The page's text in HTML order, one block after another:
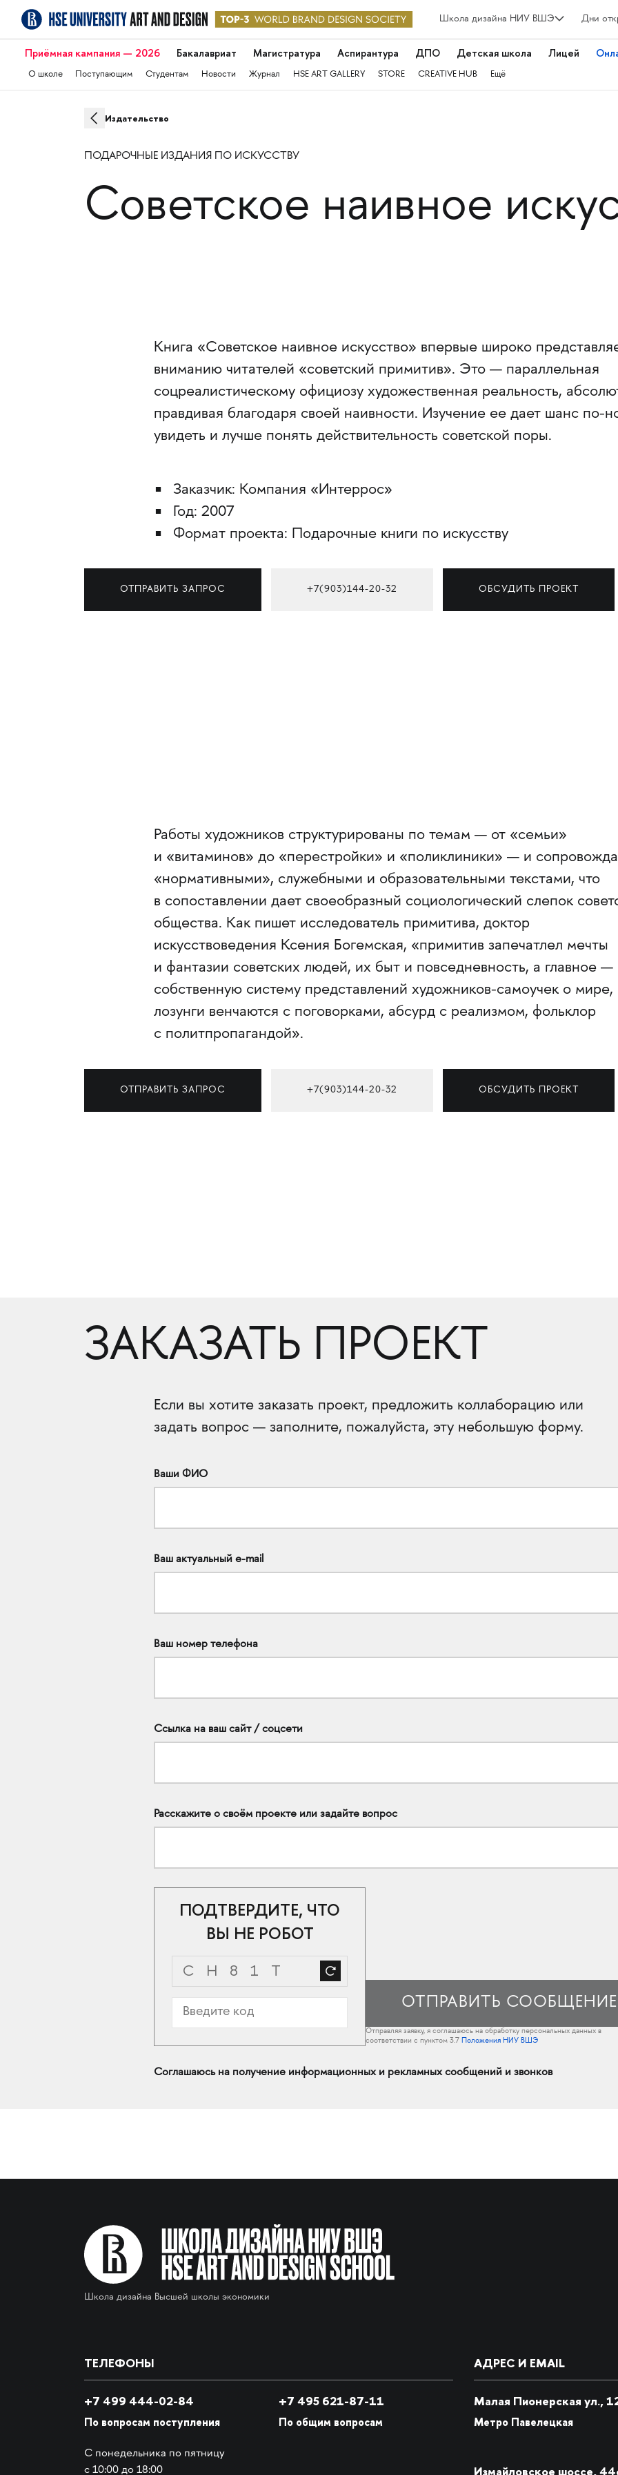
Школа дизайна НИУ ВШЭ Дни
Приёмная кампания — 2026 Бакалавриат Магистратура Аспирантура ДПО Детская школа Лицей
О школе Поступающим Студентам Новости Журнал HSE ART GALLERY STORE CREATIVE HUB Ещё
Издательство
ПОДАРОЧНЫЕ ИЗДАНИЯ ПО ИСКУССТВУ
Советское наивное
Книга «Советское наивное искусство» впервые широко
вниманию читателей «советский примитив». Это — параллельная
соцреалистическому официозу художественная реальность,
правдивая благодаря своей наивности. Изучение ее дает шанс по-
увидеть и лучше понять действительность советской поры.
Заказчик: Компания «Интеррос»
Год: 2007
Формат проекта: Подарочные книги по искусству
ОТПРАВИТЬ ЗАПРОС +7(903)144-20-32 ОБСУДИТЬ ПРОЕКТ
Работы художников структурированы по темам — от «семьи»
и «витаминов» до «перестройки» и «поликлиники» — и
«нормативными», служебными и образовательными текстами, что
в сопоставлении дает своеобразный социологический слепок
общества. Как пишет исследователь примитива, доктор
искусствоведения Ксения Богемская, «примитив запечатлел мечты
и фантазии советских людей, их быт и повседневность, а главное —
собственную систему представлений художников-самоучек о мире,
лозунги венчаются с поговорками, абсурд с реализмом, фольклор
с политпропагандой».
ОТПРАВИТЬ ЗАПРОС +7(903)144-20-32 ОБСУДИТЬ ПРОЕКТ
ЗАКАЗАТЬ ПРОЕКТ
Если вы хотите заказать проект, предложить коллаборацию или
задать вопрос — заполните, пожалуйста, эту небольшую форму.
Ваши ФИО
Ваш актуальный e-mail
Ваш номер телефона
Ссылка на ваш сайт / соцсети
Расскажите о своём проекте или задайте вопрос
ПОДТВЕРДИТЕ, ЧТО
ВЫ НЕ РОБОТ
Отправляя заявку, я соглашаюсь на обработку персональных данных в
соответствии с пунктом 3.7
Положения НИУ ВШЭ
Соглашаюсь на получение информационных и рекламных сообщений и звонков
Школа дизайна Высшей школы экономики
ТЕЛЕФОНЫ
+7 499 444-02-84
По вопросам поступления
С понедельника по пятницу
с 10:00 до 18:00
+7 495 621-87-11
По общим вопросам
АДРЕС И EMAIL
Малая Пионерская ул.,
Метро Павелецкая
Измайловское шоссе,